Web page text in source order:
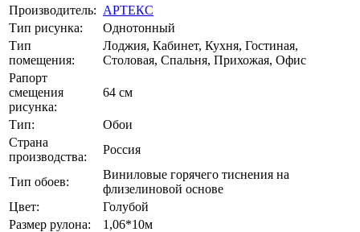
Производитель: АРТЕКС
Тип рисунка:
Однотонный
Тип
помещения:
Лоджия, Кабинет, Кухня, Гостиная,
Столовая, Спальня, Прихожая, Офис
Рапорт
смещения
рисунка:
64 см
Тип:
Обои
Страна
производства:
Россия
Тип обоев:
Виниловые горячего тиснения на
флизелиновой основе
Цвет:
Голубой
Размер рулона:
1,06*10м